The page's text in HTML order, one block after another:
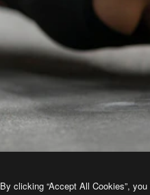
By clicking “Accept All Cookies”,